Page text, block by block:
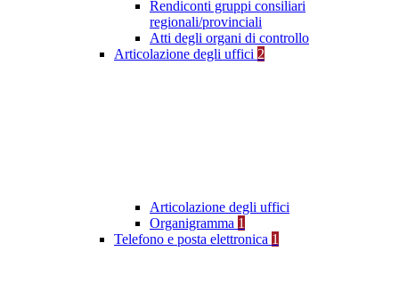
Rendiconti gruppi consiliari
regionali/provinciali
Atti degli organi di controllo
Articolazione degli uffici 2
Articolazione degli uffici
Organigramma 1
Telefono e posta elettronica 1